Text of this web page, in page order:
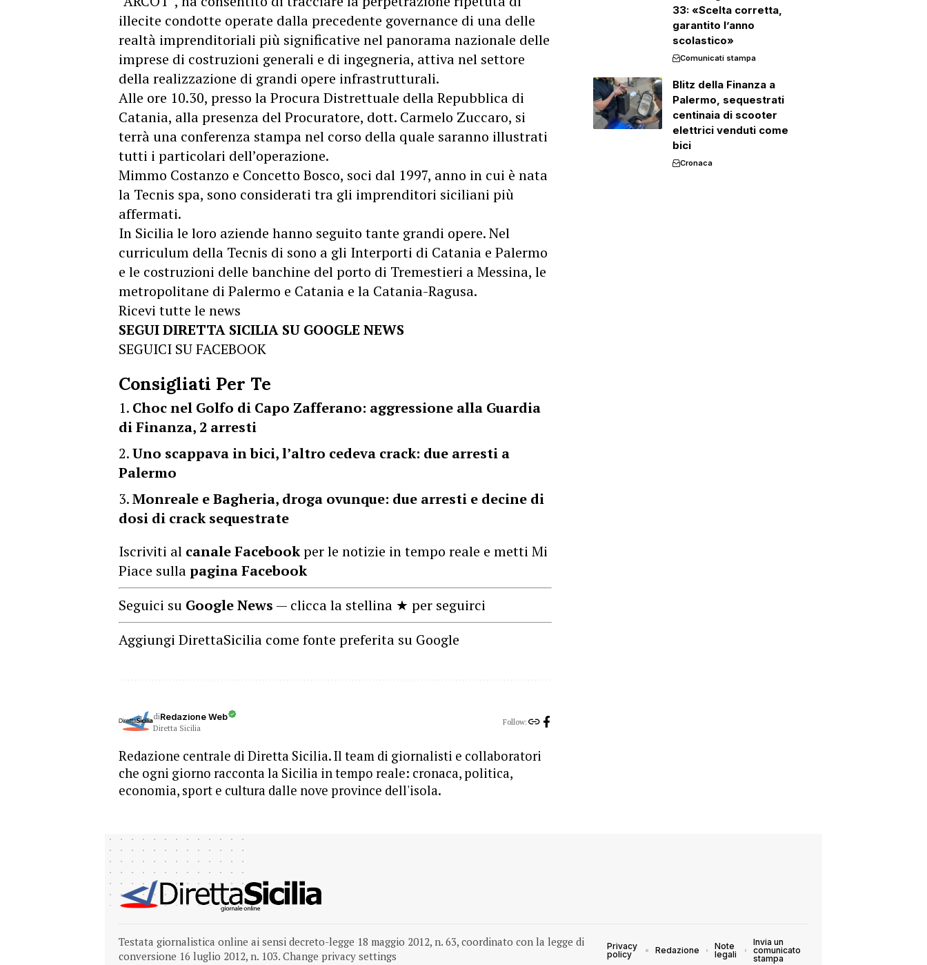
illecite condotte operate dalla precedente governance di una delle
realtà imprenditoriali più significative nel panorama nazionale delle
imprese di costruzioni generali e di ingegneria, attiva nel settore
della realizzazione di grandi opere infrastrutturali.
Alle ore 10.30, presso la Procura Distrettuale della Repubblica di
Catania, alla presenza del Procuratore, dott. Carmelo Zuccaro, si
terrà una conferenza stampa nel corso della quale saranno illustrati
tutti i particolari dell’operazione.
Mimmo Costanzo e Concetto Bosco, soci dal 1997, anno in cui è nata
la Tecnis spa, sono considerati tra gli imprenditori siciliani più
affermati.
In Sicilia le loro aziende hanno seguito tante grandi opere. Nel
curriculum della Tecnis di sono a gli Interporti di Catania e Palermo
e le costruzioni delle banchine del porto di Tremestieri a Messina, le
metropolitane di Palermo e Catania e la Catania-Ragusa.
Ricevi tutte le news
SEGUI DIRETTA SICILIA SU GOOGLE NEWS
SEGUICI SU FACEBOOK
Consigliati Per Te
Choc nel Golfo di Capo Zafferano: aggressione alla Guardia
di Finanza, 2 arresti
Uno scappava in bici, l’altro cedeva crack: due arresti a
Palermo
Monreale e Bagheria, droga ovunque: due arresti e decine di
dosi di crack sequestrate
Iscriviti al canale Facebookper le notizie in tempo reale e metti Mi
Piace sullapagina Facebook
Seguici su Google News — clicca la stellina ★ per seguirci
Aggiungi DirettaSicilia come fonte preferita su Google
diRedazione Web
Diretta Sicilia
Follow:
Redazione centrale di Diretta Sicilia. Il team di giornalisti e collaboratori
che ogni giorno racconta la Sicilia in tempo reale: cronaca, politica,
economia, sport e cultura dalle nove province dell'isola.
33: «Scelta corretta,
garantito l’anno
scolastico»
Comunicati stampa
Blitz della Finanza a
Palermo, sequestrati
centinaia di scooter
elettrici venduti come
bici
Cronaca
Testata giornalistica online ai sensi decreto-legge 18 maggio 2012, n. 63, coordinato con la legge di
conversione 16 luglio 2012, n. 103. Change privacy settings
Privacy
policy
Redazione
Note
legali
Invia un
comunicato
stampa